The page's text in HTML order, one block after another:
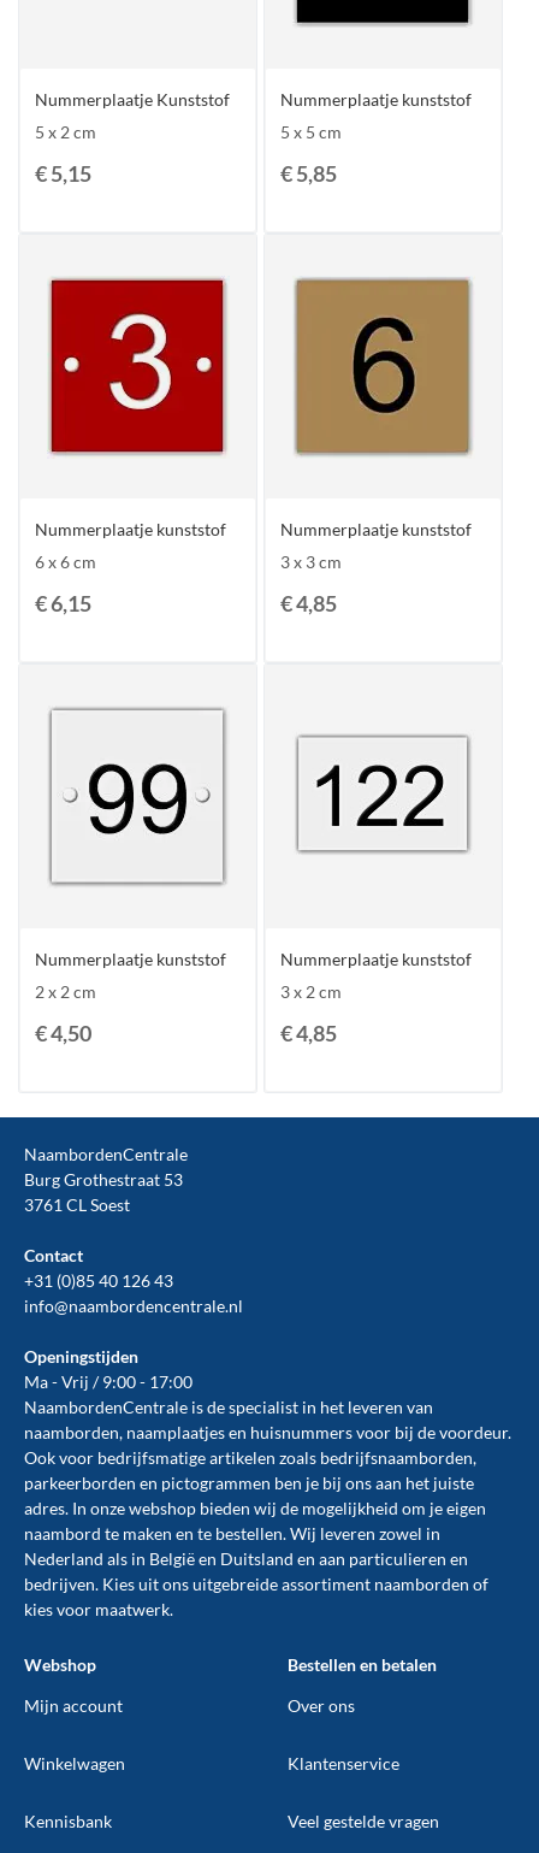
Nummerplaatje Kunststof
5 x 2 cm
€ 5,15
Nummerplaatje kunststof
5 x 5 cm
€ 5,85
Nummerplaatje kunststof
6 x 6 cm
€ 6,15
Nummerplaatje kunststof
3 x 3 cm
€ 4,85
Nummerplaatje kunststof
2 x 2 cm
€ 4,50
Nummerplaatje kunststof
3 x 2 cm
€ 4,85
NaambordenCentrale
Burg Grothestraat 53
3761 CL Soest
Contact
+31 (0)85 40 126 43
info@naambordencentrale.nl
Openingstijden
Ma - Vrij / 9:00 - 17:00
NaambordenCentrale is de specialist in het leveren van
naamborden, naamplaatjes en huisnummers voor bij devoordeur.
Ook voor bedrijfsmatige artikelen zoals bedrijfsnaamborden,
parkeerborden en pictogrammen ben je bij ons aan het juiste
adres. In onze webshop bieden wij de mogelijkheid om je eigen
naambord te maken en te bestellen. Wij leveren zowel in
Nederland als in België en Duitsland en aan particulieren en
bedrijven. Kies uit ons uitgebreide assortiment naamborden of
kies voor maatwerk.
Webshop
Mijn account
Winkelwagen
Kennisbank
Bestellen en betalen
Over ons
Klantenservice
Veel gestelde vragen